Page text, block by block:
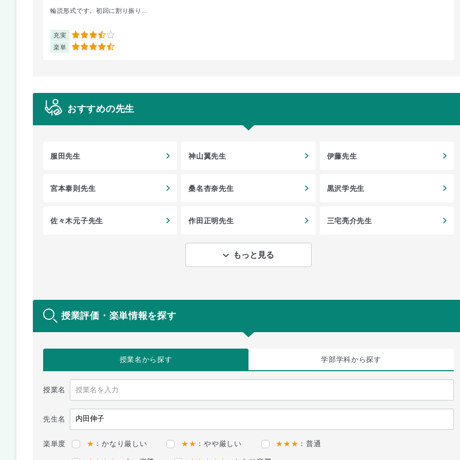
輪読形式です。初回に割り振り...
充実 3.5
楽単 4.5
おすすめの先生
服田先生 神山翼先生 伊藤先生
宮本泰則先生 桑名杏奈先生 黒沢学先生
佐々木元子先生 作田正明先生 三宅亮介先生
もっと見る
授業評価・楽単情報を探す
授業名から探す 学部学科から探す
授業名
先生名
楽単度 ★ ：かなり厳しい ★★ ：やや厳しい ★★★ ：普通